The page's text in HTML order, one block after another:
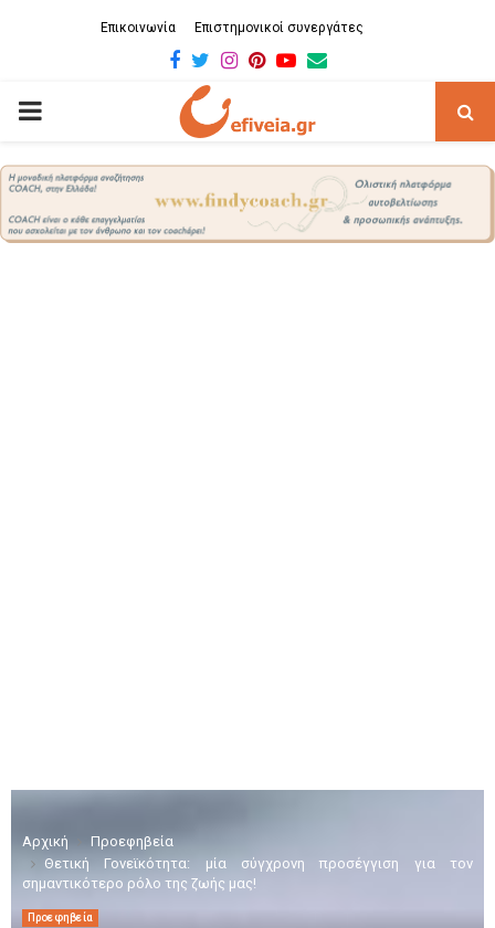
Επικοινωνία Επιστημονικοί συνεργάτες
Facebook
TwitterInstagram
Pinterest
Youtube
Email
PRIMARY
MENU
Αρχική
Προεφηβεία
Θετική Γονεϊκότητα: μία σύγχρονη προσέγγιση για τον
σημαντικότερο ρόλο της ζωής μας!
Προεφηβεία